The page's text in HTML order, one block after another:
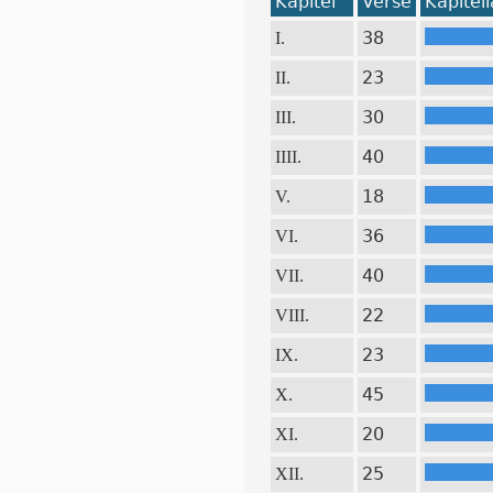
I. 38
II. 23
III. 30
IIII. 40
V. 18
VI. 36
VII. 40
VIII. 22
IX. 23
X. 45
XI. 20
XII. 25